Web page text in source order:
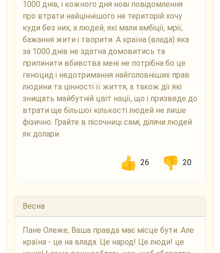
1000 днів, і кожного дня нові повідомлення
про втрати найціннішого не територій хочу
куди без них, а людей, які мали амбіції, мрії,
бажання жити і творити. А країна (влада) яка
за 1000 днів не здатна домовитись та
припинити вбивства мені не потрібна бо це
геноцид і недотримання найголовніших прав
людини та цінності її життя, а також дії які
знищать майбутній цвіт нації, що і призведе до
втрати ще більшої кількості людей не лише
фізично. Грайте в пісочниці самі, ділячи людей
як долари.
26 20
Весна
Пане Олеже, Ваша правда має місце бути. Але
країна - це на влада. Це народ! Це люди! це